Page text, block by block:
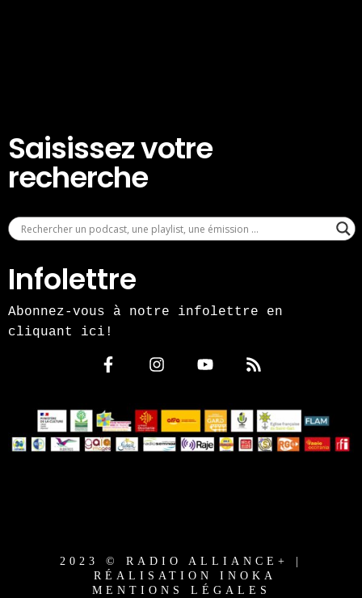
Saisissez votre
recherche
Infolettre
Abonnez-vous à notre infolettre en
cliquant ici!
2023 © RADIO ALLIANCE+ |
RÉALISATION INOKA
MENTIONS LÉGALES